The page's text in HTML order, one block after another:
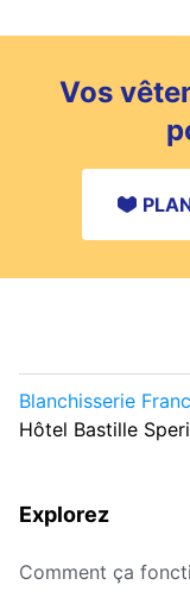
Vos
Blanchisserie
Hôtel Bastille
Explorez
Comment ça